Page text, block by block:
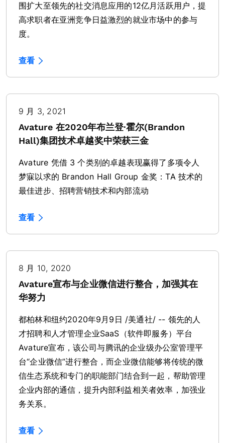
围扩大至领先的社交消息应用的12亿月活跃用户，提
高求职者在亚洲竞争日益激烈的就业市场中的参与
度。
查看
9 月 3, 2021
Avature 在2020年布兰登·霍尔(Brandon
Hall)集团技术卓越奖中荣获三金
Avature 凭借 3 个类别的卓越表现赢得了多项令人
梦寐以求的 Brandon Hall Group 金奖：TA 技术的
最佳进步、招聘营销技术和内部流动
查看
8 月 10, 2020
Avature宣布与企业微信进行整合，加强其在
华努力
都柏林和纽约2020年9月9日 /美通社/ -- 领先的人
才招聘和人才管理企业SaaS（软件即服务）平台
Avature宣布，该公司与腾讯的企业级办公室管理平
台“企业微信”进行整合，而企业微信能够将传统的微
信生态系统和专门的职能部门结合到一起，帮助管理
企业内部的通信，提升内部利益相关者效率，加强业
务关系。
查看